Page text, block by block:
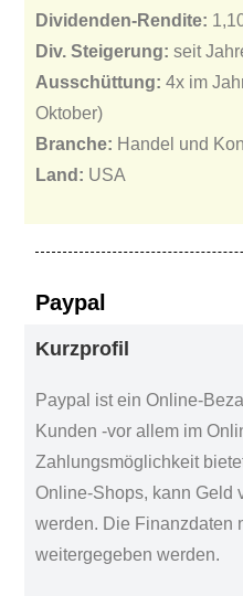
Dividenden-Rendite:
Div. Steigerung: seit
Ausschüttung: 4x im
Oktober)
Branche: Handel und
Land: USA
Paypal
Kurzprofil
Paypal ist ein Online-
Kunden -vor allem im
Zahlungsmöglichkeit
Online-Shops, kann Geld
werden. Die Finanzdaten
weitergegeben werden.